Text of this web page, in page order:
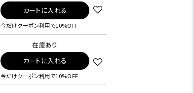
カートに入れる
今だけクーポン利用で10%OFF
在庫あり
カートに入れる
今だけクーポン利用で10%OFF